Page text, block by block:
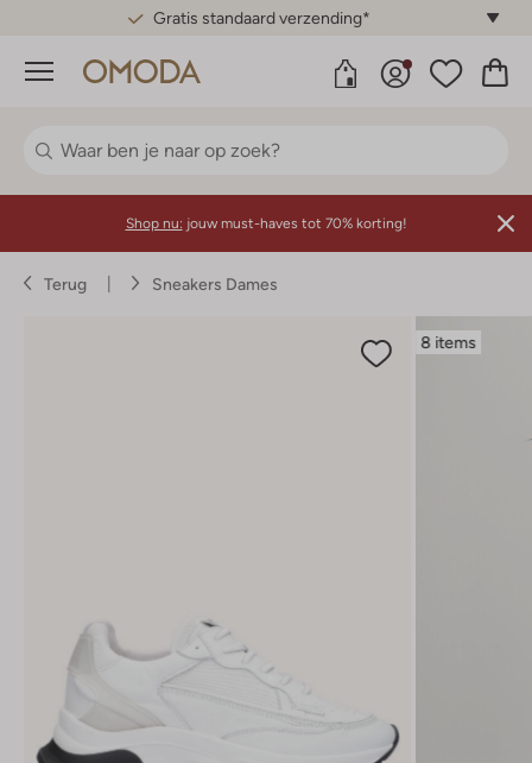
Gratis standaard verzending*
Menu
Shop nu: jouw must-haves tot 70% korting!
Terug Sneakers Dames
8 items